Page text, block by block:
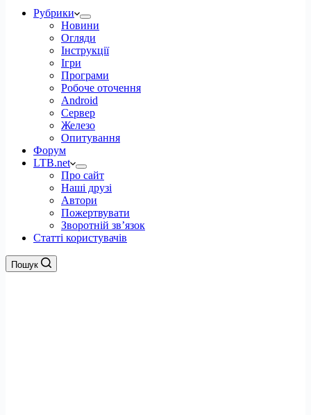
Рубрики
Новини
Огляди
Інструкції
Ігри
Програми
Робоче оточення
Android
Сервер
Железо
Опитування
Форум
LTB.net
Про сайт
Наші друзі
Автори
Пожертвувати
Зворотній зв’язок
Статті користувачів
Пошук